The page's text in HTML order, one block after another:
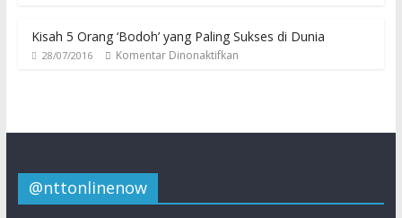
Kisah 5 Orang ‘Bodoh’ yang Paling Sukses di Dunia
28/07/2016 Komentar Dinonaktifkan
@nttonlinenow